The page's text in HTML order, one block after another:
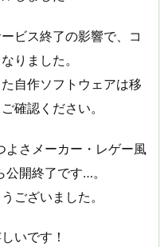
ビス終了の影響で、コ
りました。
自作ソフトウェアは移
確認ください。
よさメーカー・レゲー風
開終了です…。
ございました。
いです！